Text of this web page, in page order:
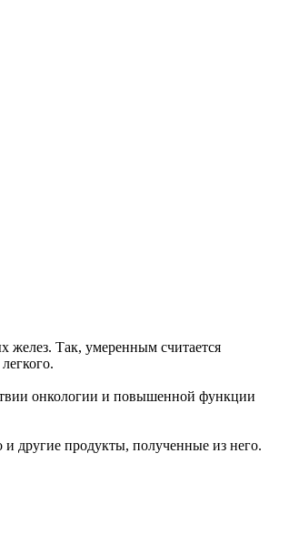
желез. Так, умеренным считается
онкологии и повышенной функции
и другие продукты, полученные из него.